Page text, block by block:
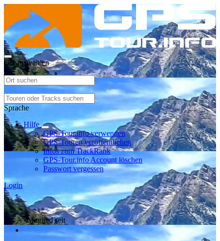
Ort auswählen
Sprache
Hilfe
GPS-Tour.info verwenden
GPS-Touren veröffentlichen
Infos zum TrackRank
GPS-Tour.info Account löschen
Passwort vergessen
Login
Mitglied seit